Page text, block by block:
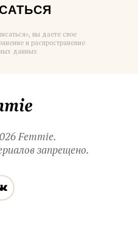
вы даете свое
и распространение
данных
Femmie.
запрещено.
Читайте
нас
в социальных